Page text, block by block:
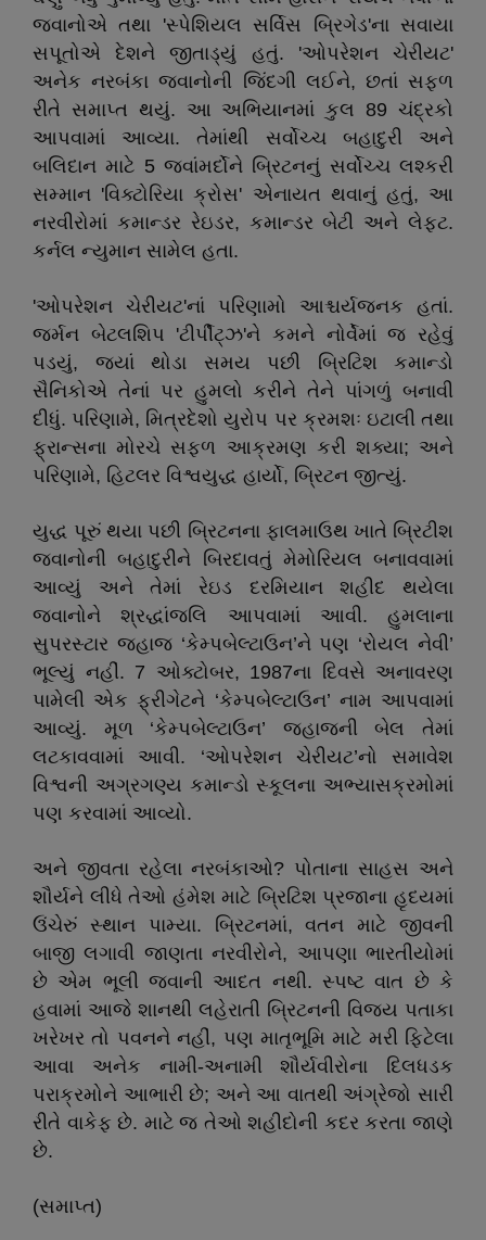
જવાનોએ તથા 'સ્પેશિયલ સર્વિસ બ્રિગેડ'ના સવાયા
સપૂતોએ દેશને જીતાડ્યું હતું. 'ઓપરેશન ચેરીયટ'
અનેક નરબંકા જવાનોની જિંદગી લઈને, છતાં સફળ
રીતે સમાપ્ત થયું. આ અભિયાનમાં કુલ 89 ચંદ્રકો
આપવામાં આવ્યા. તેમાંથી સર્વોચ્ચ બહાદુરી અને
બલિદાન માટે 5 જવાંમર્દોને બ્રિટનનું સર્વોચ્ચ લશ્કરી
સમ્માન 'વિક્ટોરિયા ક્રોસ' એનાયત થવાનું હતું, આ
નરવીરોમાં કમાન્ડર રેઇડર, કમાન્ડર બેટી અને લેફ્ટ.
કર્નલ ન્યુમાન સામેલ હતા.
'ઓપરેશન ચેરીયટ'નાં પરિણામો આશ્ચર્યજનક હતાં.
જર્મન બેટલશિપ 'ટીર્પીટ્ઝ'ને કમને નોર્વેમાં જ રહેવું
પડયું, જ્યાં થોડા સમય પછી બ્રિટિશ કમાન્ડો
સૈનિકોએ તેનાં પર હુમલો કરીને તેને પાંગળું બનાવી
દીધું. પરિણામે, મિત્રદેશો યુરોપ પર ક્રમશઃ ઇટાલી તથા
ફ્રાન્સના મોરચે સફળ આક્રમણ કરી શક્યા; અને
પરિણામે, હિટલર વિશ્વયુદ્ધ હાર્યો, બ્રિટન જીત્યું.
યુદ્ધ પૂરું થયા પછી બ્રિટનના ફાલમાઉથ ખાતે બ્રિટીશ
જવાનોની બહાદુરીને બિરદાવતું મેમોરિયલ બનાવવામાં
આવ્યું અને તેમાં રેઇડ દરમિયાન શહીદ થયેલા
જવાનોને શ્રદ્ધાંજલિ આપવામાં આવી. હુમલાના
સુપરસ્ટાર જહાજ ‘કેમ્પબેલ્ટાઉન’ને પણ ‘રોયલ નેવી’
ભૂલ્યું નહીં. 7 ઓક્ટોબર, 1987ના દિવસે અનાવરણ
પામેલી એક ફ્રીગેટને ‘કેમ્પબેલ્ટાઉન’ નામ આપવામાં
આવ્યું. મૂળ ‘કેમ્પબેલ્ટાઉન’ જહાજની બેલ તેમાં
લટકાવવામાં આવી. ‘ઓપરેશન ચેરીયટ’નો સમાવેશ
વિશ્વની અગ્રગણ્ય કમાન્ડો સ્કૂલના અભ્યાસક્રમોમાં
પણ કરવામાં આવ્યો.
અને જીવતા રહેલા નરબંકાઓ? પોતાના સાહસ અને
શૌર્યને લીધે તેઓ હંમેશ માટે બ્રિટિશ પ્રજાના હૃદયમાં
ઉંચેરું સ્થાન પામ્યા. બ્રિટનમાં, વતન માટે જીવની
બાજી લગાવી જાણતા નરવીરોને, આપણા ભારતીયોમાં
છે એમ ભૂલી જવાની આદત નથી. સ્પષ્ટ વાત છે કે
હવામાં આજે શાનથી લહેરાતી બ્રિટનની વિજય પતાકા
ખરેખર તો પવનને નહીં, પણ માતૃભૂમિ માટે મરી ફિટેલા
આવા અનેક નામી-અનામી શૌર્યવીરોના દિલધડક
પરાક્રમોને આભારી છે; અને આ વાતથી અંગ્રેજો સારી
રીતે વાકેફ છે. માટે જ તેઓ શહીદોની કદર કરતા જાણે
છે.
(સમાપ્ત)